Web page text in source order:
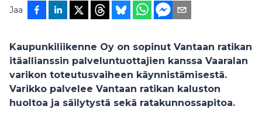
Jaa
Kaupunkiliikenne Oy on sopinut Vantaan ratikan
itäallianssin palveluntuottajien kanssa Vaaralan
varikon toteutusvaiheen käynnistämisestä.
Varikko palvelee Vantaan ratikan kaluston
huoltoa ja säilytystä sekä ratakunnossapitoa.